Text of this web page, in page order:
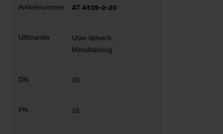
AT 4539-2-20
Utan lättverk,
Metalltätning
20
16